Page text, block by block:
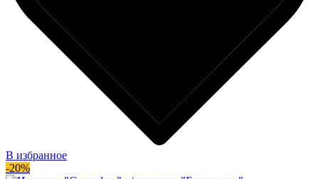
В избранное
-20%